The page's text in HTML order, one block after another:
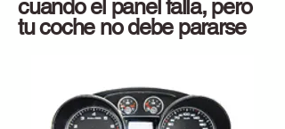
cuando el panel falla, pero
tu coche no debe pararse